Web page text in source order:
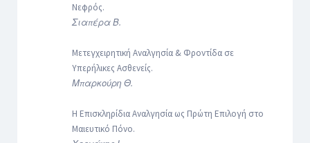
Νεφρός.
Σιαπέρα Β.
Μετεγχειρητική Αναλγησία & Φροντίδα σε
Υπερήλικες Ασθενείς.
Μπαρκούρη Θ.
Η Επισκληρίδια Αναλγησία ως Πρώτη Επιλογή στο
Μαιευτικό Πόνο.